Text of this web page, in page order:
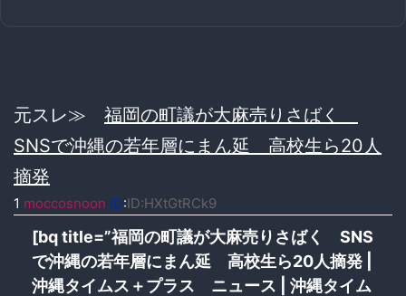
元スレ≫ 福岡の町議が大麻売りさばく
SNSで沖縄の若年層にまん延 高校生ら20人
摘発
1 moccosnoon ID:ID:HXtGtRCk9
[bq title=”福岡の町議が大麻売りさばく SNS
で沖縄の若年層にまん延 高校生ら20人摘発 |
沖縄タイムス＋プラス ニュース | 沖縄タイム